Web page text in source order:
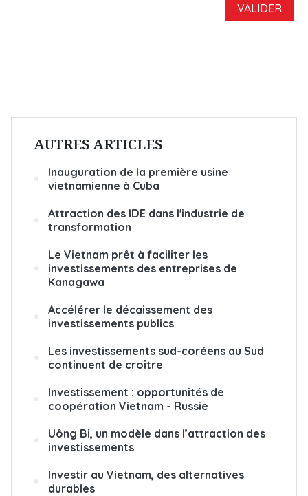
AUTRES ARTICLES
Inauguration de la première usine
vietnamienne à Cuba
Attraction des IDE dans l'industrie de
transformation
Le Vietnam prêt à faciliter les
investissements des entreprises de
Kanagawa
Accélérer le décaissement des
investissements publics
Les investissements sud-coréens au Sud
continuent de croître
Investissement : opportunités de
coopération Vietnam - Russie
Uông Bi, un modèle dans l’attraction des
investissements
Investir au Vietnam, des alternatives
durables